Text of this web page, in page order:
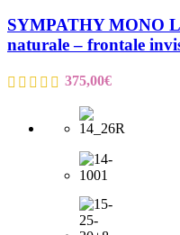
SYMPATHY MONO
naturale – frontale
375,00€